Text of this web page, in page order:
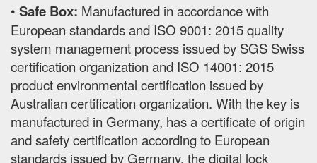
• Safe Box: Manufactured in accordance with
European standards and ISO 9001: 2015 quality
system management process issued by SGS Swiss
certification organization and ISO 14001: 2015
product environmental certification issued by
Australian certification organization. With the key is
manufactured in Germany, has a certificate of origin
and safety certification according to European
standards issued by Germany, the digital lock